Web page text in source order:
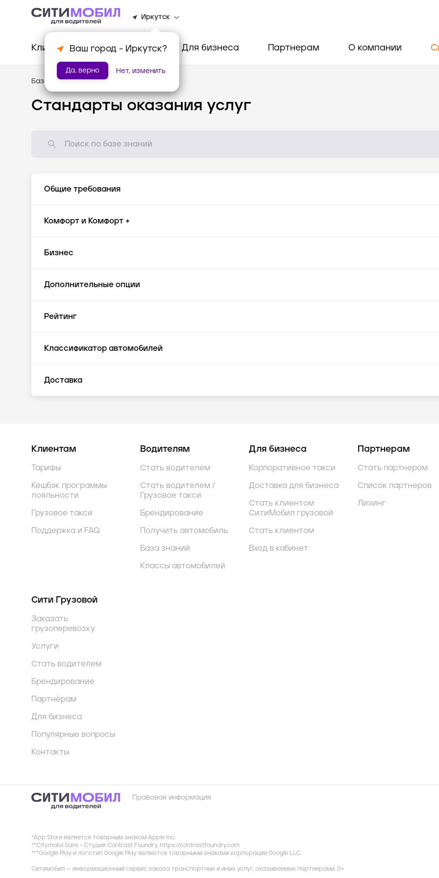
Иркутск
Ваш город - Иркутск?
Да, верно Нет, изменить
Клиентам Водителям Для бизнеса Партнерам О компании
База знаний /Стандарты оказания услуг
Стандарты оказания услуг
Общие требования
Комфорт и Комфорт +
Бизнес
Дополнительные опции
Рейтинг
Классификатор автомобилей
Доставка
Клиентам
Тарифы
Кешбэк программы
лояльности
Грузовое такси
Поддержка и FAQ
Водителям
Стать водителем
Стать водителем /
Грузовое такси
Брендирование
Получить автомобиль
База знаний
Классы автомобилей
Для бизнеса
Корпоративное такси
Доставка для бизнеса
Стать клиентом
СитиМобил грузовой
Стать клиентом
Вход в кабинет
Партнерам
Стать партнером
Список партнеров
Лизинг
Сити Грузовой
Заказать
грузоперевозку
Услуги
Стать водителем
Брендирование
Партнёрам
Для бизнеса
Популярные вопросы
Контакты
Правовая информация
*App Store является товарным знаком Apple Inc.
**Citymobil Sans - Студия Contrast Foundry, https://contrastfoundry.com
***Google Play и логотип Google Play являются товарными знаками корпорации Google LLC.
Ситимобил — информационный сервис заказа транспортных и иных услуг, оказываемых партнерами. 0+